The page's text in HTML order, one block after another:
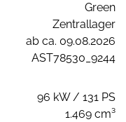
Green
Zentrallager
ab ca. 09.08.2026
AST78530_9244
96 kW / 131 PS
1.469 cm³